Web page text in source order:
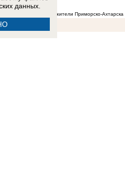
о ночной атаке ВСУ жители Приморско-Ахтарска
данных.